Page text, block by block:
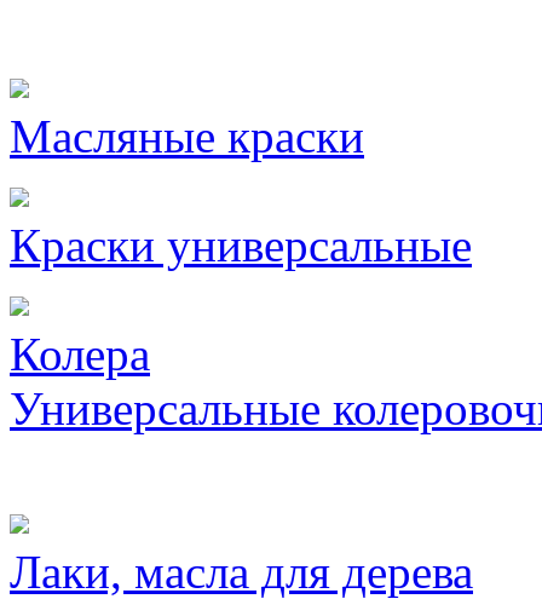
Масляные краски
Краски универсальные
Колера
Универсальные
Лаки, масла для дерева